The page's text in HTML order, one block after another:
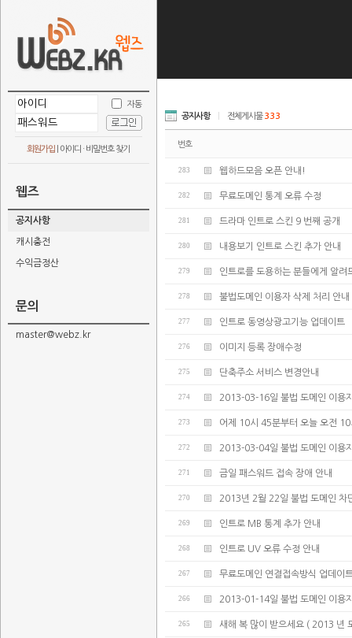
자동
회원가입 아이디 · 비밀번호 찾기
웹즈
공지사항
캐시충전
수익금정산
문의
master@webz.kr
공지사항 전체게시물333
번호
283 웹하드모음 오픈 안내!
282 무료도메인 통계 오류 수정
281 드라마 인트로 스킨 9 번째 공개
280 내용보기 인트로 스킨 추가 안내
279 인트로를 도용하는 분들에게 알려
278 불법도메인 이용자 삭제 처리 안내
277 인트로 동영상광고기능 업데이트
276 이미지 등록 장애수정
275 단축주소 서비스 변경안내
274 2013-03-16일 불법 도메인 이용
273 어제 10시 45분부터 오늘 오전
272 2013-03-04일 불법 도메인 이용
271 금일 패스워드 접속 장애 안내
270 2013년 2월 22일 불법 도메인 차
269 인트로 MB 통계 추가 안내
268 인트로 UV 오류 수정 안내
267 무료도메인 연결접속방식 업데이
266 2013-01-14일 불법 도메인 이용
265 새해 복 많이 받으세요 ( 2013 년